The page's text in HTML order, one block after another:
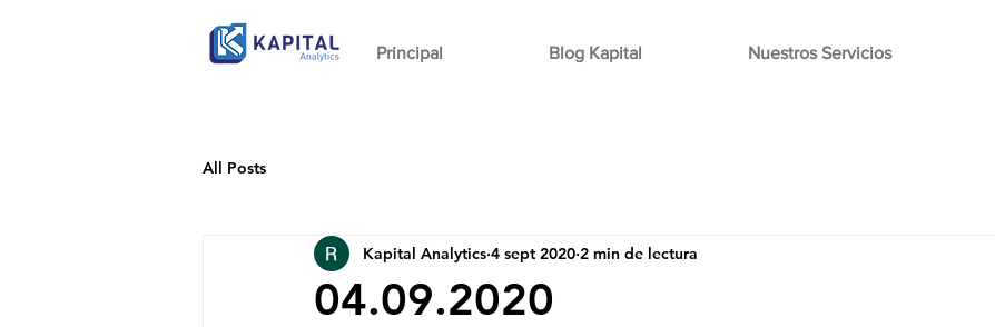
Principal Blog Kapital Nuestros Servicios
All Posts
04.09.2020
Kapital Analytics 4 sept 2020 2 min de lectura